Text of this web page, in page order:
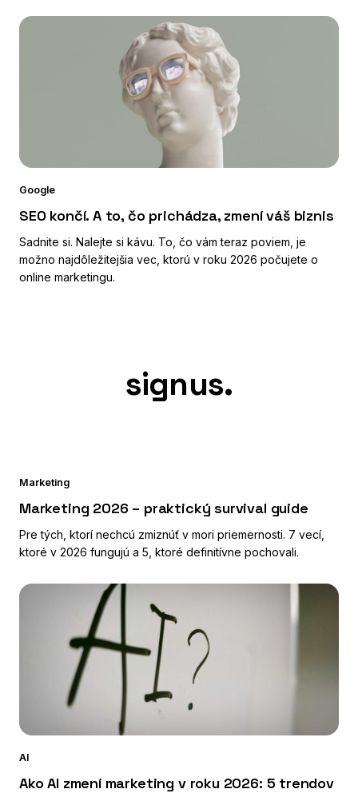
Google
SEO končí. A to, čo prichádza, zmení váš biznis
Sadnite si. Nalejte si kávu. To, čo vám teraz poviem, je
možno najdôležitejšia vec, ktorú v roku 2026 počujete o
online marketingu.
Marketing
Marketing 2026 – praktický survival guide
Pre tých, ktorí nechcú zmiznúť v mori priemernosti. 7 vecí,
ktoré v 2026 fungujú a 5, ktoré definitívne pochovali.
AI
Ako AI zmení marketing v roku 2026: 5 trendov